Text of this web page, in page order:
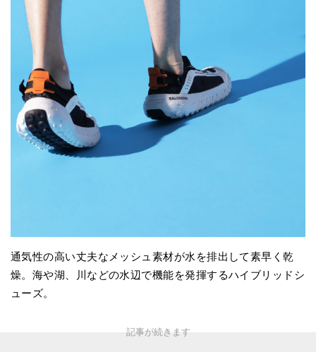
通気性の高い丈夫なメッシュ素材が水を排出して素早く乾
燥。海や湖、川などの水辺で機能を発揮するハイブリッドシ
ューズ。